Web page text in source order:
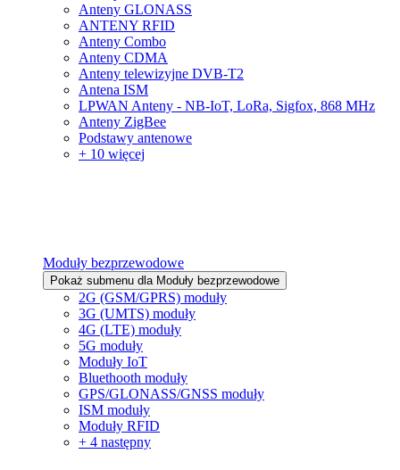
Anteny GLONASS
ANTENY RFID
Anteny Combo
Anteny CDMA
Anteny telewizyjne DVB-T2
Antena ISM
LPWAN Anteny - NB-IoT, LoRa, Sigfox, 868 MHz
Anteny ZigBee
Podstawy antenowe
+ 10 więcej
Moduły bezprzewodowe
Pokaż submenu dla Moduły bezprzewodowe
2G (GSM/GPRS) moduły
3G (UMTS) moduły
4G (LTE) moduły
5G moduły
Moduły IoT
Bluethooth moduły
GPS/GLONASS/GNSS moduły
ISM moduły
Moduły RFID
+ 4 następny